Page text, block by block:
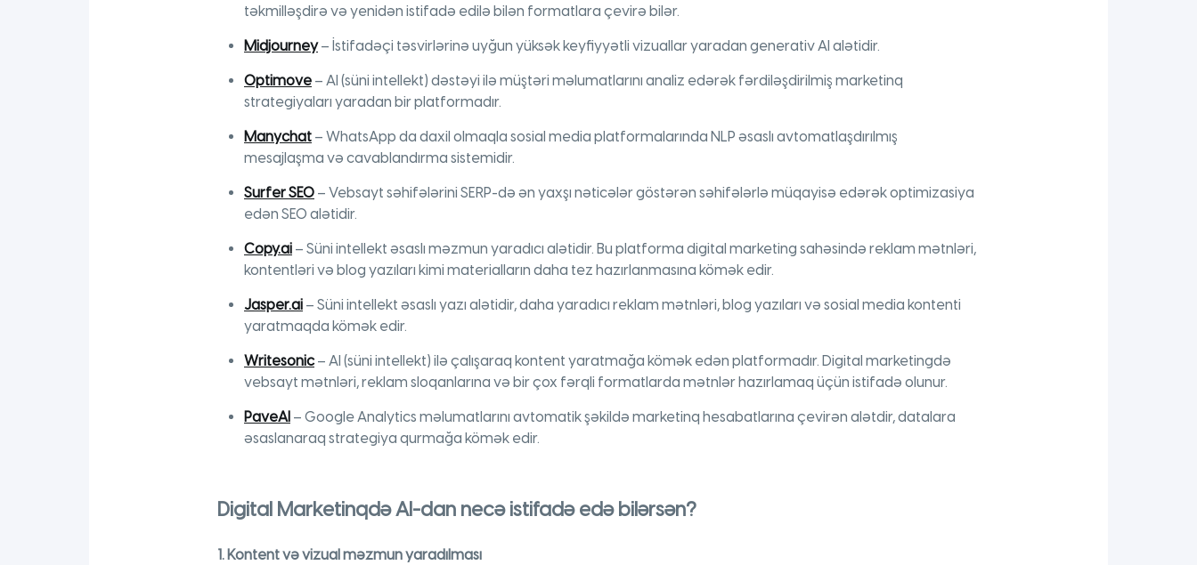
təkmilləşdirə və yenidən istifadə edilə bilən formatlara çevirə bilər.
Midjourney– İstifadəçi təsvirlərinə uyğun yüksək keyfiyyətli vizuallar yaradan generativ AI alətidir.
Optimove – AI (süni intellekt) dəstəyi ilə müştəri məlumatlarını analiz edərək fərdiləşdirilmiş marketinq
strategiyaları yaradan bir platformadır.
Manychat – WhatsApp da daxil olmaqla sosial media platformalarında NLP əsaslı avtomatlaşdırılmış
mesajlaşma və cavablandırma sistemidir.
Surfer SEO – Vebsayt səhifələrini SERP-də ən yaxşı nəticələr göstərən səhifələrlə müqayisə edərək optimizasiya
edən SEO alətidir.
Copy.ai – Süni intellekt əsaslı məzmun yaradıcı alətidir. Bu platforma digital marketing sahəsində reklam mətnləri,
kontentləri və blog yazıları kimi materialların daha tez hazırlanmasına kömək edir.
Jasper.ai – Süni intellekt əsaslı yazı alətidir, daha yaradıcı reklam mətnləri, blog yazıları və sosial media kontenti
yaratmaqda kömək edir.
Writesonic– AI (süni intellekt) ilə çalışaraq kontent yaratmağa kömək edən platformadır. Digital marketingdə
vebsayt mətnləri, reklam sloqanlarına və bir çox fərqli formatlarda mətnlər hazırlamaq üçün istifadə olunur.
PaveAI – Google Analytics məlumatlarını avtomatik şəkildə marketinq hesabatlarına çevirən alətdir, datalara
əsaslanaraq strategiya qurmağa kömək edir.
Digital Marketinqdə AI-dan necə istifadə edə bilərsən?
1. Kontent və vizual məzmun yaradılması